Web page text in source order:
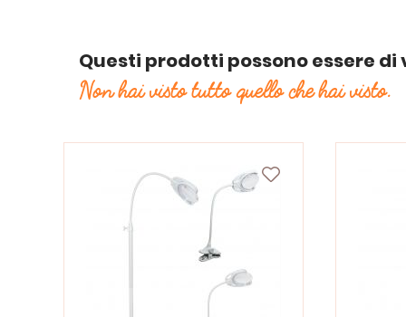
Questi prodotti possono essere
Non hai visto tutto quello che hai visto.